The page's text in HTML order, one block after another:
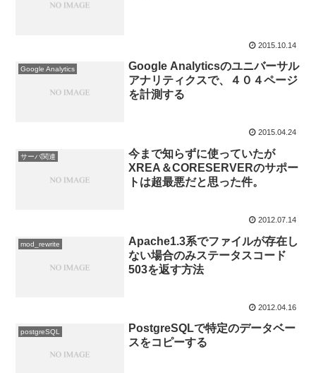
2015.10.14
Google Analytics
Google Analyticsのユニバーサル
アナリティクスで、４０４ページ
を計測する
2015.04.24
サーバ関連
今まで知らずに使っていたが
XREA＆CORESERVERのサポー
トは超最悪だと思った件。
2012.07.14
mod_rewrite
Apache1.3系でファイルが存在し
ない場合のみステータスコード
503を返す方法
2012.04.16
postgreSQL
PostgreSQLで特定のデータベー
スをコピーする